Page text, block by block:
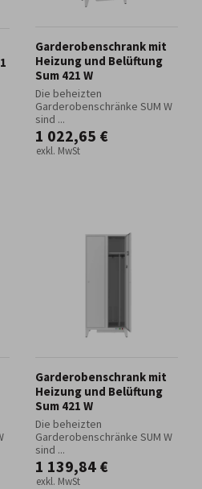
Garderobenschrank mit
Heizung und Belüftung
Sum 421 W
Die beheizten
Garderobenschränke SUM W
sind ...
1 022,65 €
exkl. MwSt
Garderobenschrank mit
Heizung und Belüftung
Sum 421 W
Die beheizten
Garderobenschränke SUM W
sind ...
1 139,84 €
exkl. MwSt